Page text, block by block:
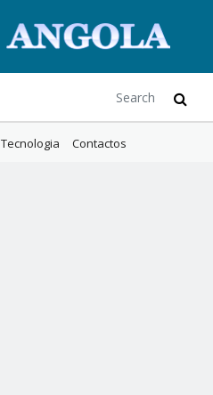
Tecnologia Contactos